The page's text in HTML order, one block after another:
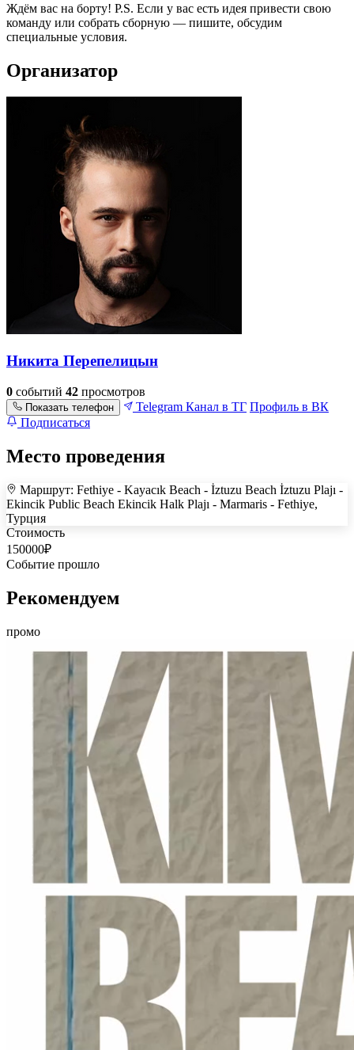
Ждём вас на борту! P.S. Если у вас есть идея привести свою
команду или собрать сборную — пишите, обсудим
специальные условия.
Организатор
Никита Перепелицын
0 событий 42 просмотров
Показать телефон Telegram Канал в ТГ Профиль в ВК
Подписаться
Место проведения
+
–
Маршрут: Fethiye - Kayacık Beach - İztuzu Beach İztuzu Plajı -
Ekincik Public Beach Ekincik Halk Plajı - Marmaris - Fethiye,
Турция
Стоимость
150000₽
Событие прошло
Рекомендуем
промо